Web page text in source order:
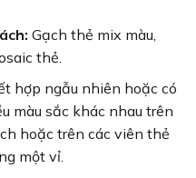
Gạch thẻ mix màu,
thẻ.
hợp ngẫu nhiên hoặc có
màu sắc khác nhau trên
hoặc trên các viên thẻ
một vỉ.